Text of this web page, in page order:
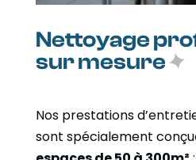
Nettoyage
sur mesure
Nos prestations
sont spécialement